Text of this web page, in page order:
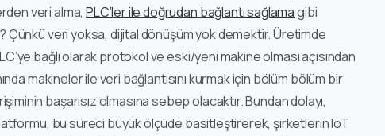
veri alma,PLC’ler ile doğrudan bağlantı sağlamagibi
Çünkü veri yoksa, dijital dönüşüm yok demektir. Üretimde
bağlı olarak protokol ve eski/yeni makine olması açısından
makineler ile veri bağlantısını kurmak için bölüm bölüm bir
başarısız olmasına sebep olacaktır. Bundan dolayı,
bu süreci büyük ölçüde basitleştirerek, şirketlerin IoT